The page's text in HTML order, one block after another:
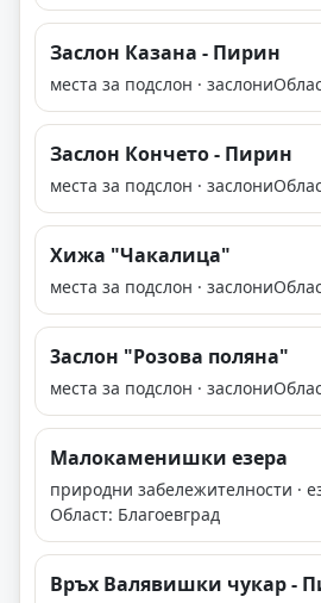
Заслон Казана - Пирин
места за подслон · заслони
Заслон Кончето - Пирин
места за подслон · заслони
Хижа "Чакалица"
места за подслон · заслони
3аслон "Розова поляна"
места за подслон · заслони
Малокаменишки езера
природни забележителности ·
Област: Благоевград
Връх Валявишки чукар -